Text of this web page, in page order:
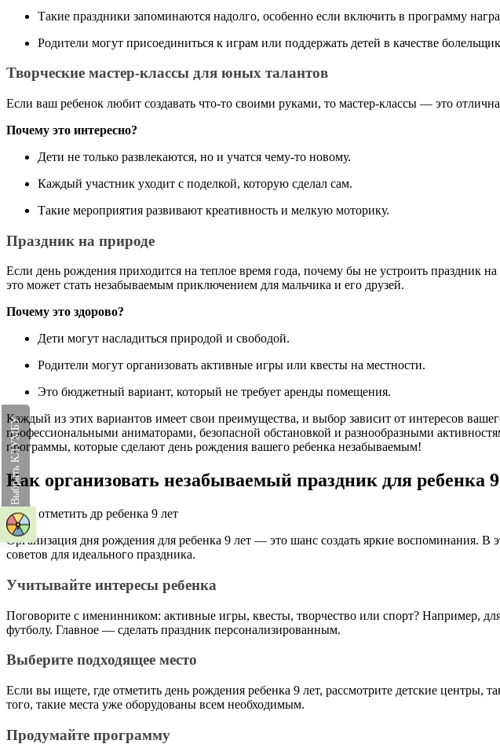
Такие праздники запоминаются надолго, особенно если включить в программу
Родители могут присоединиться к играм или поддержать детей в качестве
Творческие мастер-классы для юных талантов
Если ваш ребенок любит создавать что-то своими руками, то мастер-классы — это
Почему это интересно?
Дети не только развлекаются, но и учатся чему-то новому.
Каждый участник уходит с поделкой, которую сделал сам.
Такие мероприятия развивают креативность и мелкую моторику.
Праздник на природе
Если день рождения приходится на теплое время года, почему бы не устроить
это может стать незабываемым приключением для мальчика и его друзей.
Почему это здорово?
Дети могут насладиться природой и свободой.
Родители могут организовать активные игры или квесты на местности.
Это бюджетный вариант, который не требует аренды помещения.
Каждый из этих вариантов имеет свои преимущества, и выбор зависит от интересов
профессиональными аниматорами, безопасной обстановкой и разнообразными
программы, которые сделают день рождения вашего ребенка незабываемым!
Как организовать незабываемый праздник для ребенка
Организация дня рождения для ребенка 9 лет — это шанс создать яркие воспоминания.
советов для идеального праздника.
Учитывайте интересы ребенка
Поговорите с именинником: активные игры, квесты, творчество или спорт? Например,
футболу. Главное — сделать праздник персонализированным.
Выберите подходящее место
Если вы ищете, где отметить день рождения ребенка 9 лет, рассмотрите детские
того, такие места уже оборудованы всем необходимым.
Продумайте программу
Выбрать КЛУМБУ